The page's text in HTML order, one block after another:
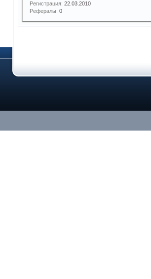
Регистрация: 22.03.2010
Рефералы: 0